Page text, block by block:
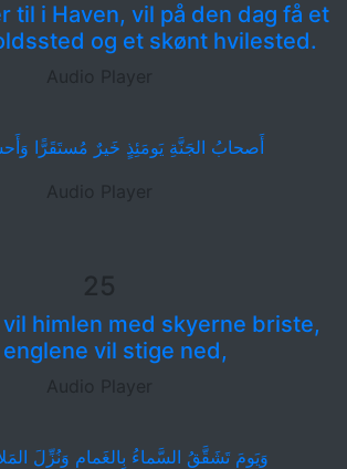
til i Haven, vil på den dag få et
og et skønt hvilested.
Audio Player
أَصحابُ الجَنَّةِ يَومَئِذٍ خَيرٌ مُستَقَرًّا
Audio Player
25
vil himlen med skyerne briste,
vil stige ned,
Audio Player
وَيَومَ تَشَقَّقُ السَّماءُ بِالغَمامِ وَنُزِّلَ